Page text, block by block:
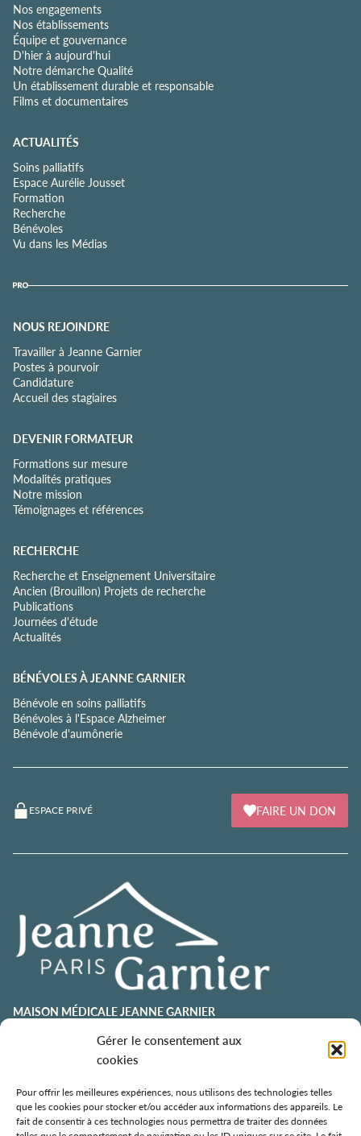
Gérer le consentement aux
cookies
Pour offrir les meilleures expériences, nous utilisons des technologies telles
que les cookies pour stocker et/ou accéder aux informations des appareils. Le
fait de consentir à ces technologies nous permettra de traiter des données
Nos engagements
Nos établissements
Équipe et gouvernance
D'hier à aujourd'hui
Notre démarche Qualité
Un établissement durable et responsable
Films et documentaires
ACTUALITÉS
Soins palliatifs
Espace Aurélie Jousset
Formation
Recherche
Bénévoles
Vu dans les Médias
NOUS REJOINDRE
Travailler à Jeanne Garnier
Postes à pourvoir
Candidature
Accueil des stagiaires
DEVENIR FORMATEUR
Formations sur mesure
Modalités pratiques
Notre mission
Témoignages et références
RECHERCHE
Recherche et Enseignement Universitaire
Ancien (Brouillon) Projets de recherche
Publications
Journées d'étude
Actualités
BÉNÉVOLES À JEANNE GARNIER
Bénévole en soins palliatifs
Bénévoles à l'Espace Alzheimer
Bénévole d'aumônerie
ESPACE PRIVÉ FAIRE UN DON
MAISON MÉDICALE JEANNE GARNIER
contact@jeannegarnier-paris.org
01 43 92 21 00
75015 Paris
ESPACE AURÉLIE JOUSSET